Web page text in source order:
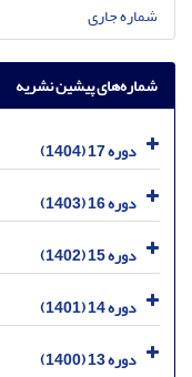
شماره جاری
شماره‌های پیشین نشریه
دوره 17 (1404)
دوره 16 (1403)
دوره 15 (1402)
دوره 14 (1401)
دوره 13 (1400)